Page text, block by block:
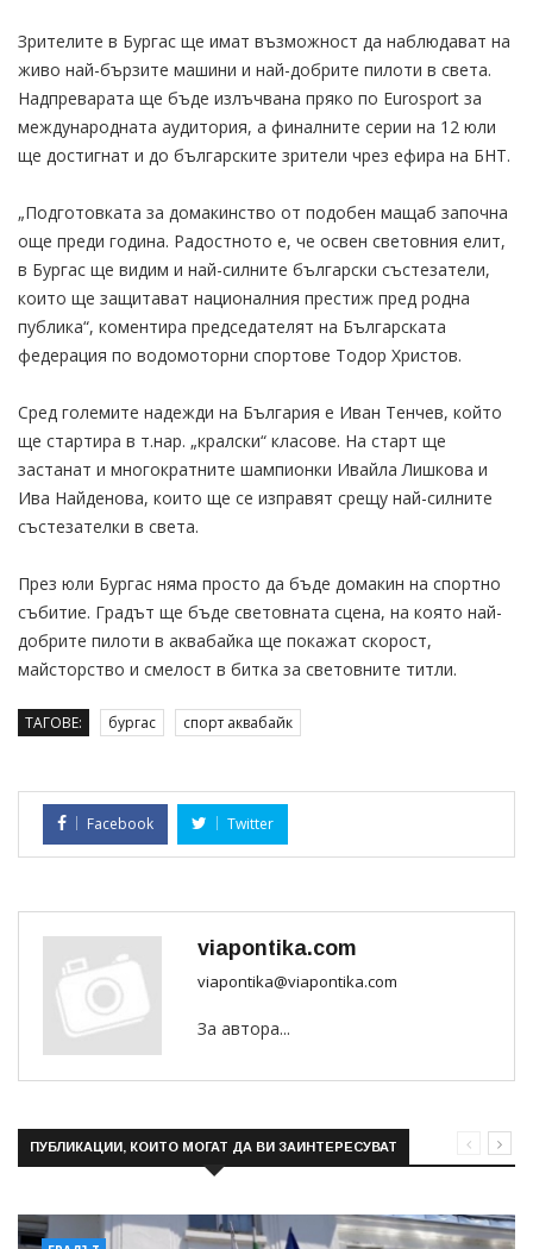
Зрителите в Бургас ще имат възможност да наблюдават на
живо най-бързите машини и най-добрите пилоти в света.
Надпреварата ще бъде излъчвана пряко по Eurosport за
международната аудитория, а финалните серии на 12 юли
ще достигнат и до българските зрители чрез ефира на БНТ.
„Подготовката за домакинство от подобен мащаб започна
още преди година. Радостното е, че освен световния елит,
в Бургас ще видим и най-силните български състезатели,
които ще защитават националния престиж пред родна
публика“, коментира председателят на Българската
федерация по водомоторни спортове Тодор Христов.
Сред големите надежди на България е Иван Тенчев, който
ще стартира в т.нар. „кралски“ класове. На старт ще
застанат и многократните шампионки Ивайла Лишкова и
Ива Найденова, които ще се изправят срещу най-силните
състезателки в света.
През юли Бургас няма просто да бъде домакин на спортно
събитие. Градът ще бъде световната сцена, на която най-
добрите пилоти в аквабайка ще покажат скорост,
майсторство и смелост в битка за световните титли.
ТАГОВЕ: бургас спорт аквабайк
Facebook Twitter
viapontika.com
viapontika@viapontika.com
За автора...
ПУБЛИКАЦИИ, КОИТО МОГАТ ДА ВИ ЗАИНТЕРЕСУВАТ